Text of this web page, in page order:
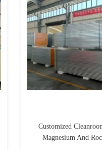
Customized
Magnesium And